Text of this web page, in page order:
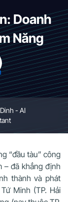
Doanh
Năng
- AI
“đầu tàu” công
– đã khẳng định
thành và phát
Minh (TP. Hải